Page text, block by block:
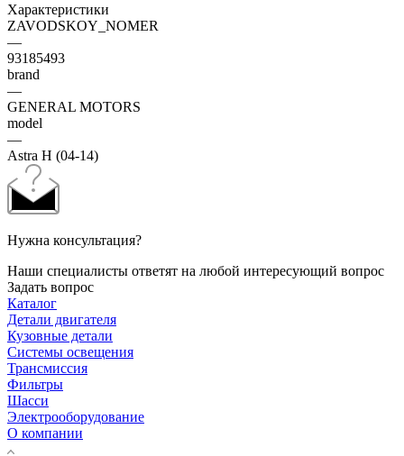
Характеристики
ZAVODSKOY_NOMER
—
93185493
brand
—
GENERAL MOTORS
model
—
Astra H (04-14)
Нужна консультация?
Наши специалисты ответят на любой интересующий вопрос
Задать вопрос
Каталог
Детали двигателя
Кузовные детали
Системы освещения
Трансмиссия
Фильтры
Шасси
Электрооборудование
О компании